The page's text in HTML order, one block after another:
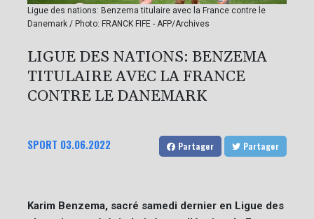
Ligue des nations: Benzema titulaire avec la France contre le
Danemark / Photo: FRANCK FIFE - AFP/Archives
LIGUE DES NATIONS: BENZEMA
TITULAIRE AVEC LA FRANCE
CONTRE LE DANEMARK
SPORT 03.06.2022 Partager Partager
Karim Benzema, sacré samedi dernier en Ligue des